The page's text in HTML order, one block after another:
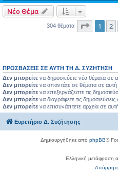
Νέο Θέμα
304 θέματα Σελίδα
1 2
ΠΡΟΣΒΆΣΕΙΣ ΣΕ ΑΥΤΉ ΤΗ Δ. ΣΥΖΉΤΗΣΗ
Δεν μπορείτε να δημοσιεύετε νέα θέματα σε
Δεν μπορείτε να απαντάτε σε θέματα σε
Δεν μπορείτε να επεξεργάζεστε τις
Δεν μπορείτε να διαγράφετε τις
Δεν μπορείτε να επισυνάπτετε αρχεία σε
Ευρετήριο Δ. Συζήτησης
Δημιουργήθηκε από phpBB®
Ελληνική μετάφραση